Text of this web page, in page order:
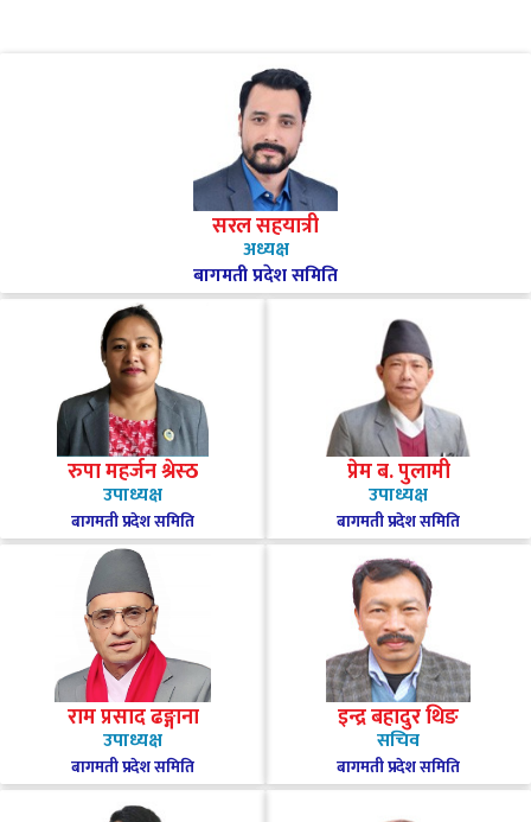
सरल सहयात्री
अध्यक्ष
बागमती प्रदेश समिति
रुपा महर्जन श्रेस्ठ
उपाध्यक्ष
बागमती प्रदेश समिति
प्रेम ब. पुलामी
उपाध्यक्ष
बागमती प्रदेश समिति
राम प्रसाद ढङ्गाना
उपाध्यक्ष
बागमती प्रदेश समिति
इन्द्र बहादुर थिङ
सचिव
बागमती प्रदेश समिति